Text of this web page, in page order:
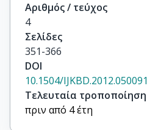
Αριθμός / τεύχος
4
Σελίδες
351-366
DOI
10.1504/IJKBD.2012.050091
Τελευταία τροποποίηση
πριν από 4 έτη